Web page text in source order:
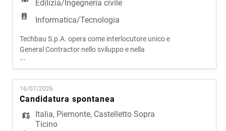
Edilizia/Ingegneria civile
Informatica/Tecnologia
Techbau S.p.A. opera come interlocutore unico e
General Contractor nello sviluppo e nella
realizzazione di progetti complessi in ambito civile
e infrastrutturale. Attraverso un modello
operativo integrato, che riunisce progettazione,
sviluppo e costruzione, l'azienda presidia l'intero
ciclo di vita degli interventi, assicurando elevati
livelli qual
...
16/07/2026
Candidatura spontanea
Italia, Piemonte, Castelletto Sopra
Ticino